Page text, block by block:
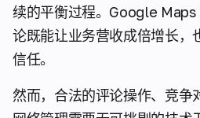
续的平衡过程。Google
论既能让业务营收成倍增长，
信任。
然而，合法的评论操作、竞争